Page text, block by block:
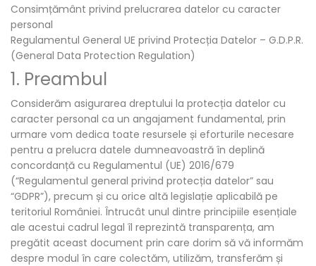
Consimțământ privind prelucrarea datelor cu caracter
personal
Regulamentul General UE privind Protecția Datelor – G.D.P.R.
(General Data Protection Regulation)
1. Preambul
Considerăm asigurarea dreptului la protecția datelor cu
caracter personal ca un angajament fundamental, prin
urmare vom dedica toate resursele și eforturile necesare
pentru a prelucra datele dumneavoastră în deplină
concordanță cu Regulamentul (UE) 2016/679
(“Regulamentul general privind protecția datelor” sau
“GDPR”), precum și cu orice altă legislație aplicabilă pe
teritoriul României. Întrucât unul dintre principiile esențiale
ale acestui cadrul legal îl reprezintă transparența, am
pregătit aceast document prin care dorim să vă informăm
despre modul în care colectăm, utilizăm, transferăm și